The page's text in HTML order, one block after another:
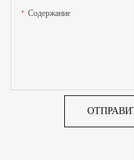
Содержание